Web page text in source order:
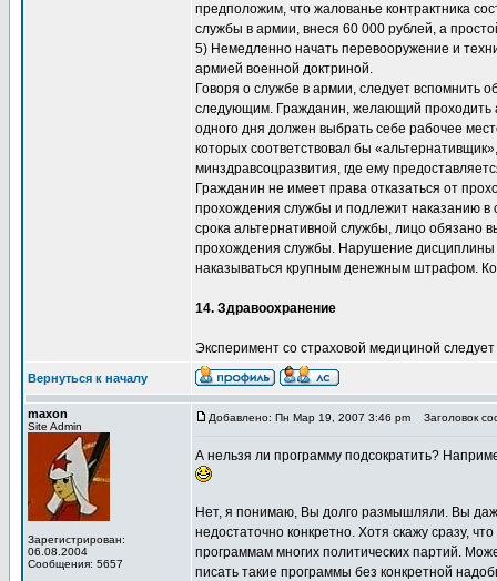
предположим, что жалованье контрактника
службы в армии, внеся 60 000 рублей, а
5) Немедленно начать перевооружение и
армией военной доктриной.
Говоря о службе в армии, следует вспомнить
следующим. Гражданин, желающий проходить
одного дня должен выбрать себе рабочее
которых соответствовал бы
минздравсоцразвития, где ему
Гражданин не имеет права отказаться от
прохождения службы и подлежит наказанию в
срока альтернативной службы, лицо обязано
прохождения службы. Нарушение дисциплины
наказываться крупным денежным штрафом.
14. Здравоохранение
Эксперимент со страховой медициной
Вернуться к началу
maxon
Site Admin
Зарегистрирован:
06.08.2004
Сообщения: 5657
Добавлено: Пн Мар 19, 2007 3:46 pm Заголовок
А нельзя ли программу подсократить?
Нет, я понимаю, Вы долго размышляли. Вы
недостаточно конкретно. Хотя скажу сразу,
программам многих политических партий.
писать такие программы без конкретной